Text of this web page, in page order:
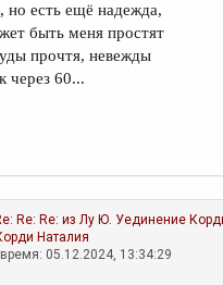
но есть ещё надежда,
быть меня простят
прочтя, невежды
через 60...
Re: Re: из Лу Ю. Уединение
Наталия
05.12.2024, 13:34:29